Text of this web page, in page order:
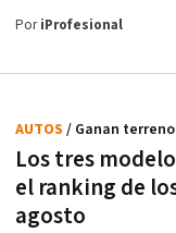
PoriProfesional
Los tres
el ranking de
agosto
AUTOS / Ganan terreno